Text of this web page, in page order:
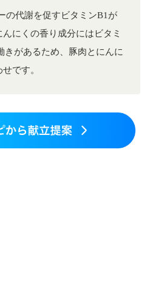
の代謝を促すビタミンB1が
にくの香り成分にはビタミ
きがあるため、豚肉とにんに
です。